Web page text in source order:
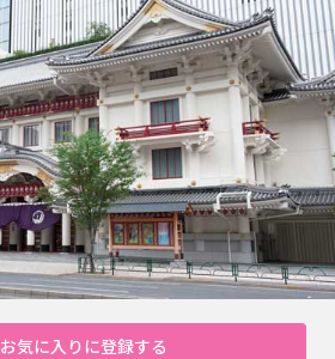
お気に入りに登録する